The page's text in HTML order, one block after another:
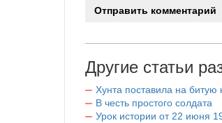
Другие статьи
Хунта поставила на битую
В честь простого солдата
Урок истории от 22 июня